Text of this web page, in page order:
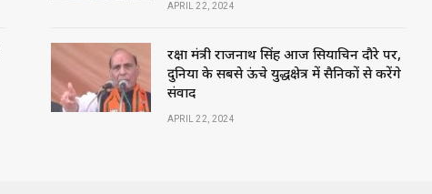
APRIL 22, 2024
रक्षा मंत्री राजनाथ सिंह आज सियाचिन दौरे पर,
दुनिया के सबसे ऊंचे युद्धक्षेत्र में सैनिकों से करेंगे
संवाद
APRIL 22, 2024